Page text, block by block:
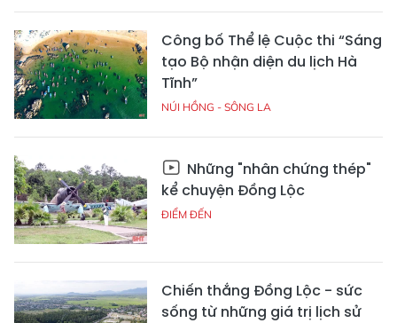
Công bố Thể lệ Cuộc thi “Sáng
tạo Bộ nhận diện du lịch Hà
Tĩnh”
NÚI HỒNG - SÔNG LA
Những "nhân chứng thép"
kể chuyện Đồng Lộc
ĐIỂM ĐẾN
Chiến thắng Đồng Lộc - sức
sống từ những giá trị lịch sử